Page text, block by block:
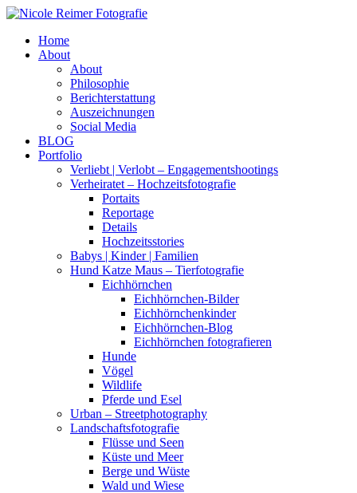
Home
About
About
Philosophie
Berichterstattung
Auszeichnungen
Social Media
BLOG
Portfolio
Verliebt | Verlobt – Engagementshootings
Verheiratet – Hochzeitsfotografie
Portaits
Reportage
Details
Hochzeitsstories
Babys | Kinder | Familien
Hund Katze Maus – Tierfotografie
Eichhörnchen
Eichhörnchen-Bilder
Eichhörnchenkinder
Eichhörnchen-Blog
Eichhörnchen fotografieren
Hunde
Vögel
Wildlife
Pferde und Esel
Urban – Streetphotography
Landschaftsfotografie
Flüsse und Seen
Küste und Meer
Berge und Wüste
Wald und Wiese